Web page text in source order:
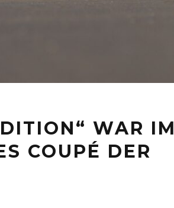
WAR IM
COUPÉ DER